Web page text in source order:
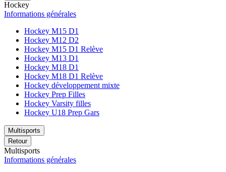
Hockey
Informations générales
Hockey M15 D1
Hockey M12 D2
Hockey M15 D1 Relève
Hockey M13 D1
Hockey M18 D1
Hockey M18 D1 Relève
Hockey développement mixte
Hockey Prep Filles
Hockey Varsity filles
Hockey U18 Prep Gars
Multisports
Retour
Multisports
Informations générales